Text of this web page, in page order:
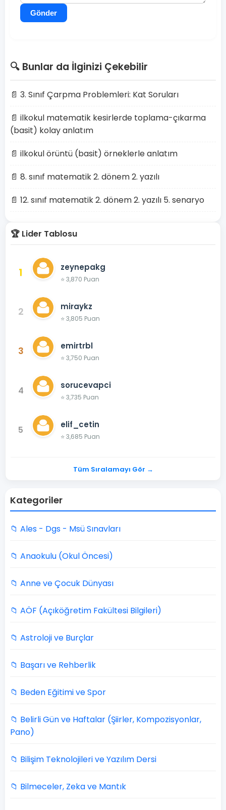
Gönder
🔍 Bunlar da İlginizi Çekebilir
📄 3. Sınıf Çarpma Problemleri: Kat Soruları
📄 ilkokul matematik kesirlerde toplama-çıkarma
(basit) kolay anlatım
📄 ilkokul örüntü (basit) örneklerle anlatım
📄 8. sınıf matematik 2. dönem 2. yazılı
📄 12. sınıf matematik 2. dönem 2. yazılı 5. senaryo
🏆 Lider Tablosu
1 zeynepakg
⭐ 3,870 Puan
2 miraykz
⭐ 3,805 Puan
3 emirtrbl
⭐ 3,750 Puan
4 sorucevapci
⭐ 3,735 Puan
5 elif_cetin
⭐ 3,685 Puan
Tüm Sıralamayı Gör →
Kategoriler
📁 Ales - Dgs - Msü Sınavları
📁 Anaokulu (Okul Öncesi)
📁 Anne ve Çocuk Dünyası
📁 AÖF (Açıköğretim Fakültesi Bilgileri)
📁 Astroloji ve Burçlar
📁 Başarı ve Rehberlik
📁 Beden Eğitimi ve Spor
📁 Belirli Gün ve Haftalar (Şiirler, Kompozisyonlar,
Pano)
📁 Bilişim Teknolojileri ve Yazılım Dersi
📁 Bilmeceler, Zeka ve Mantık